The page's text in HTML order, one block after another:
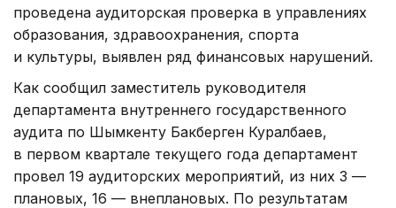
проведена аудиторская проверка в управлениях
образования, здравоохранения, спорта
и культуры, выявлен ряд финансовых нарушений.
Как сообщил заместитель руководителя
департамента внутреннего государственного
аудита по Шымкенту Бакберген Куралбаев,
в первом квартале текущего года департамент
провел 19 аудиторских мероприятий, из них 3 —
плановых, 16 — внеплановых. По результатам